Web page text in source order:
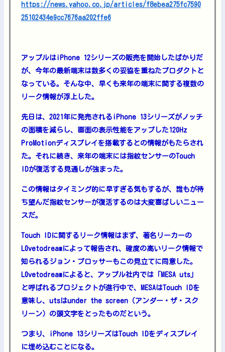
https://news.yahoo.co.jp/articles/f8ebea275fc7590
25102434e9cc7676aa202ffe6
アップルはiPhone 12シリーズの販売を開始したばかりだ
が、今年の最新端末は数多くの妥協を重ねたプロダクトと
なっている。そんな中、早くも来年の端末に関する複数の
リーク情報が浮上した。
先日は、2021年に発売されるiPhone 13シリーズがノッチ
の面積を減らし、画面の表示性能をアップした120Hz
ProMotionディスプレイを搭載するとの情報がもたらされ
た。それに続き、来年の端末には指紋センサーのTouch
IDが復活する見通しが強まった。
この情報はタイミング的に早すぎる気もするが、誰もが待
ち望んだ指紋センサーが復活するのは大変喜ばしいニュー
スだ。
Touch IDに関するリーク情報はまず、著名リーカーの
L0vetodreamによって報告され、確度の高いリーク情報で
知られるジョン・プロッサーもこの見立てに同意した。
L0vetodreamによると、アップル社内では「MESA uts」
と呼ばれるプロジェクトが進行中で、MESAはTouch IDを
意味し、utsはunder the screen（アンダー・ザ・スク
リーン）の頭文字をとったものだという。
つまり、iPhone 13シリーズはTouch IDをディスプレイ
に埋め込むことになる。